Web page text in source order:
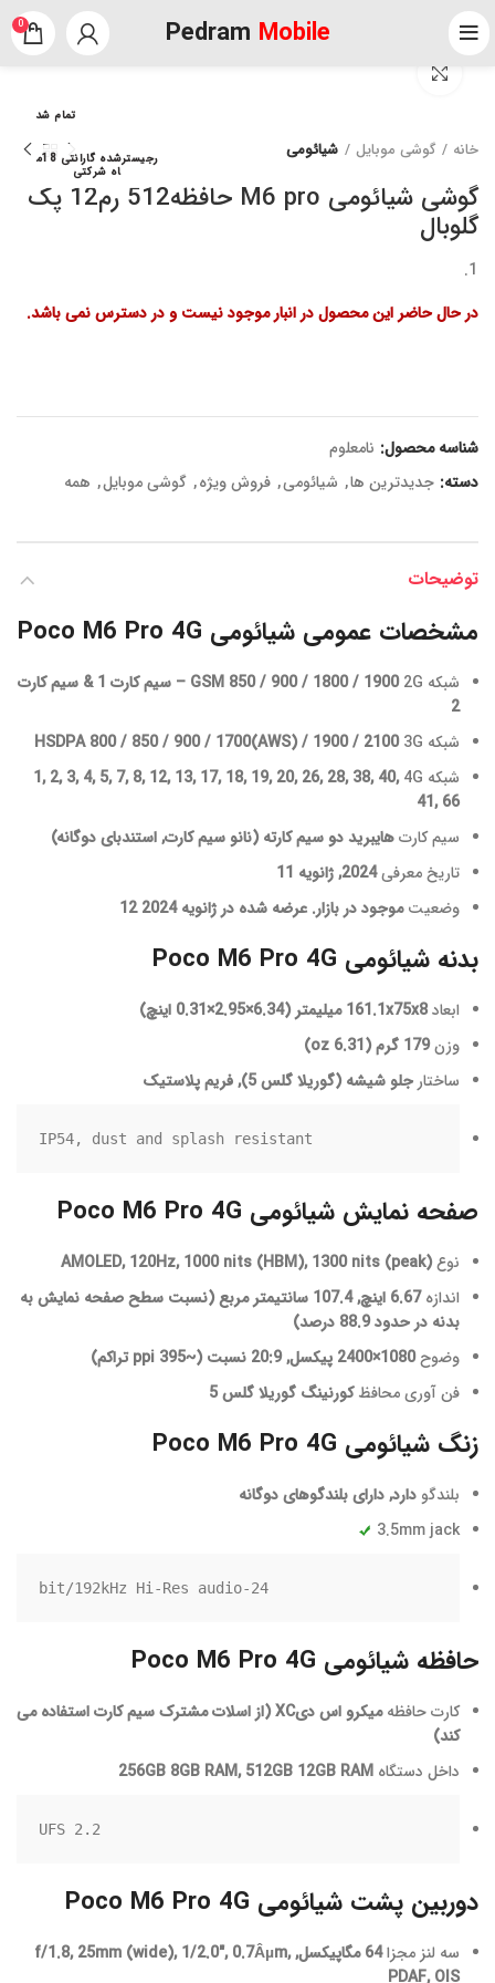
Pedram Mobile
0
تمام شد
رجیسترشده گارانتی 18م
اه شرکتی
خانه گوشی موبایل شیائومی
گوشی شیائومی M6 pro حافظه512 رم12 پک
گلوبال
در حال حاضر این محصول در انبار موجود نیست و در دسترس نمی باشد.
شناسه محصول: نامعلوم
دسته: جدیدترین ها, شیائومی, فروش ویژه, گوشی موبایل, همه
توضیحات
مشخصات عمومی شیائومی Poco M6 Pro 4G
شبکه 2G
GSM 850 / 900 / 1800 / 1900 – سیم کارت 1 & سیم کارت
2
شبکه 3G
HSDPA 800 / 850 / 900 / 1700(AWS) / 1900 / 2100
شبکه 4G
1, 2, 3, 4, 5, 7, 8, 12, 13, 17, 18, 19, 20, 26, 28, 38, 40,
41, 66
سیم کارتهایبرید دو سیم کارته (نانو سیم کارت, استندبای دوگانه)
تاریخ معرفی2024, ژانویه 11
وضعیتموجود در بازار. عرضه شده در ژانویه 2024 12
بدنه شیائومی Poco M6 Pro 4G
ابعاد161.1x75x8 میلیمتر (6.34×2.95×0.31 اینچ)
وزن179 گرم (6.31 oz)
ساختار جلو شیشه (گوریلا گلس 5), فریم پلاستیک
IP54, dust and splash resistant
صفحه نمایش شیائومی Poco M6 Pro 4G
نوعAMOLED, 120Hz, 1000 nits (HBM), 1300 nits (peak)
اندازه
6.67 اینچ, 107.4 سانتیمتر مربع (نسبت سطح صفحه نمایش به
بدنه در حدود 88.9 درصد)
وضوح1080×2400 پیکسل, 20:9 نسبت (~395 ppi تراکم)
فن آوری محافظکورنینگ گوریلا گلس 5
زنگ شیائومی Poco M6 Pro 4G
بلندگو دارد, دارای بلندگوهای دوگانه
3.5mm jack
24-bit/192kHz Hi-Res audio
حافظه شیائومی Poco M6 Pro 4G
کارت حافظه
میکرو اس دیXC (از اسلات مشترک سیم کارت استفاده می
کند)
داخل دستگاه 256GB 8GB RAM, 512GB 12GB RAM
UFS 2.2
دوربین پشت شیائومی Poco M6 Pro 4G
سه لنز مجزا
64 مگاپیکسل, f/1.8, 25mm (wide), 1/2.0″, 0.7Âµm,
PDAF, OIS